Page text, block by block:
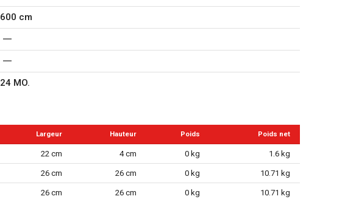
600 cm
24 MO.
Largeur Hauteur Poids Poids net
22 cm 4 cm 0 kg 1.6 kg
26 cm 26 cm 0 kg 10.71 kg
26 cm 26 cm 0 kg 10.71 kg